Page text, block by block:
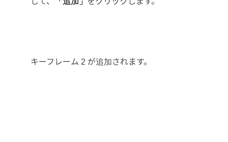
キーフレーム 2 が追加されます。